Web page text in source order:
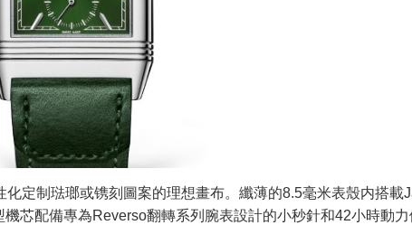
定制琺瑯或镌刻圖案的理想畫布。纖薄的8.5毫米表殼内搭載
芯配備專為Reverso翻轉系列腕表設計的小秒針和42小時動力